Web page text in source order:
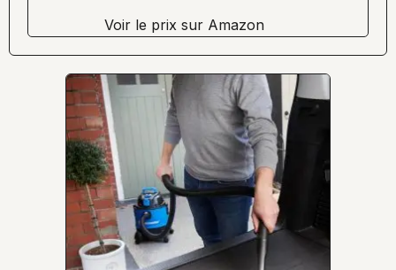
Voir le prix sur Amazon